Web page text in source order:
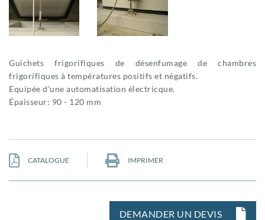
Guichets frigorifiques de désenfumage de chambres
frigorífiques à températures positifs et négatifs.
Equipée d'une automatisation électricque.
Épaisseur: 90 - 120 mm
CATALOGUE IMPRIMER
DEMANDER UN DEVIS